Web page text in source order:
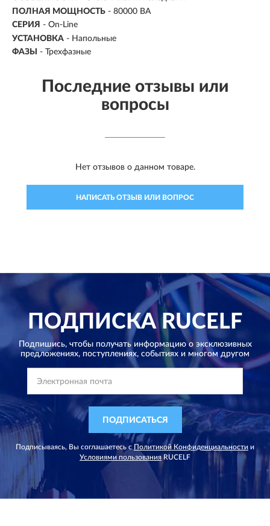
ПОЛНАЯ МОЩНОСТЬ - 80000 ВА
СЕРИЯ - On-Line
УСТАНОВКА - Напольные
ФАЗЫ
- Трехфазные
Последние отзывы или
вопросы
Нет отзывов о данном товаре.
НАПИСАТЬ ОТЗЫВ ИЛИ ВОПРОС
ПОДПИСКАRUCELF
Подпишись, чтобы получать информацию о эксклюзивных
предложениях, поступлениях, событиях и многом другом
ПОДПИСАТЬСЯ
Подписываясь, Вы соглашаетесь с Политикой Конфиденциальности и
Условиями пользованияRUCELF